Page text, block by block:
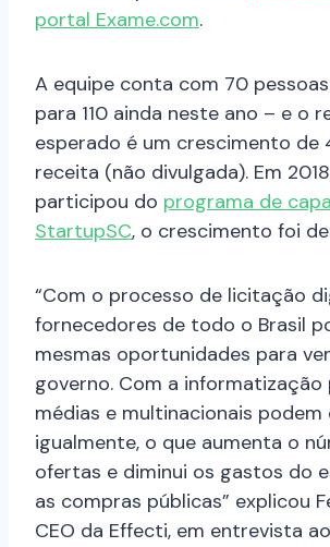
portal Exame.com.
A equipe conta com 70
para 110 ainda neste ano – e o
esperado é um crescimento de
receita (não divulgada). Em
participou do programa de
StartupSC, o crescimento foi de
“Com o processo de licitação
fornecedores de todo o Brasil
mesmas oportunidades para
governo. Com a informatização
médias e multinacionais
igualmente, o que aumenta o
ofertas e diminui os gastos do
as compras públicas” explicou
CEO da Effecti, em entrevista